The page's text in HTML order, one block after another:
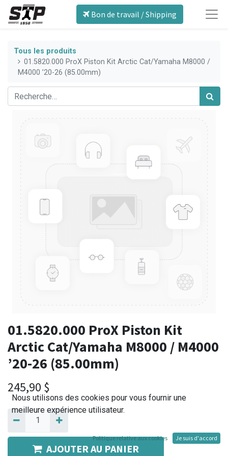
Bon de travail / Shipping
Tous les produits
01.5820.000 ProX Piston Kit Arctic Cat/Yamaha M8000 /
M4000 ’20-26 (85.00mm)
01.5820.000 ProX Piston Kit
Arctic Cat/Yamaha M8000 / M4000
’20-26 (85.00mm)
245,90 $
AJOUTER AU PANIER
Nous utilisons des cookies pour vous fournir une
meilleure expérience utilisateur.
Politique relative aux cookies Je suis d'accord